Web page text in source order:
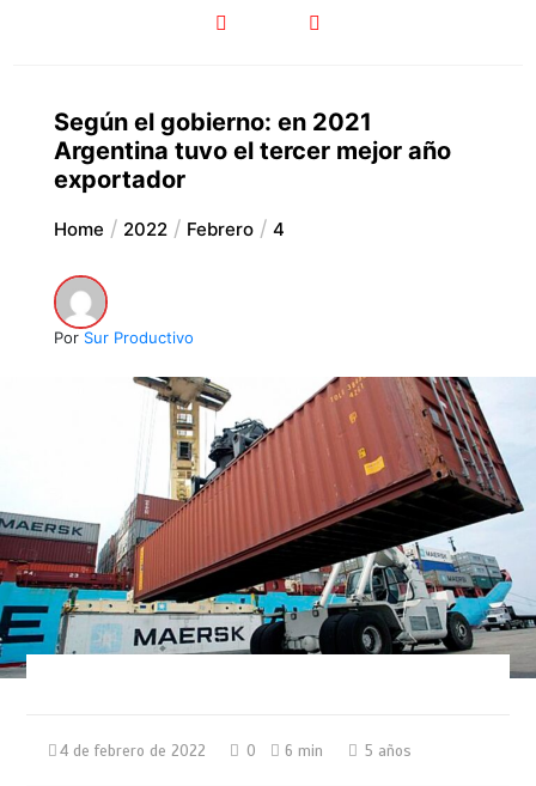
Según el gobierno: en 2021
Argentina tuvo el tercer mejor año
exportador
Home 2022 Febrero 4
Por Sur Productivo
4 de febrero de 2022 0 6 min 5 años